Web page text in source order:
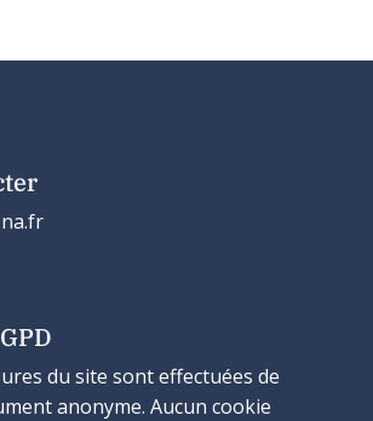
na.fr
du site sont effectuées de
anonyme. Aucun cookie